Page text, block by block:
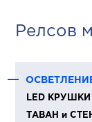
Релсов
LED КРУШКИ
ТАВАН и